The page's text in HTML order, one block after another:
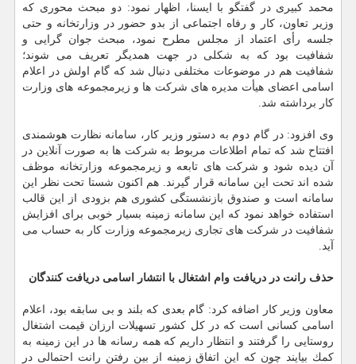
محمد كبیری در گفتگو با ایسنا، اظهار نمود: دو مبحث محوری كه
وزیر تعاون، كار و رفاه اجتماعی از بدو حضور در وزارتخانه و حتی
جلسه رأی اعتماد از مجلس مطرح نمود، مبحث جوان گرایی و
شفافیت بود كه به شكلی در جهت همدیگر تعریف می شوند؛
شفافیت هم در موضوعات مختلفی دنبال شد كه گام اولش در اعلام
اسامی اعضای هیأت مدیره های شركت ها و زیرمجموعه های وزارت
كار برداشته شد.
وی افزود: در گام دوم به دستور وزیر كار، سامانه نظارت هوشمندی
افتتاح شد كه تمام اطلاعات مربوط به شركت ها به صورت آنلاین در
آن دیده شود و شركت های تابعه و زیرمجموعه وزارتخانه موظف
شده اند تحت این سامانه قرار گیرند. هم اكنون شستا تحت نظر این
سامانه است و صندوق بازنشستگی كشوری هم بزودی از این قالب
استفاده خواهد نمود كه این سامانه زمینه بسیار خوبی برای افزایش
شفافیت در شركت های تجاری زیرمجموعه وزارت كار به حساب می
آید.
حذف رانت در دریافت وام اشتغال با انتشار اسامی دریافت كنندگان
معاون وزیر كار اضافه كرد: گام بعدی كه بلند و بی سابقه بود، اعلام
اسامی كسانی است كه در كل كشور تسهیلات ارزان قیمت اشتغال
روستایی را گرفتند و انتظار داریم كه همه رسانه ها در این زمینه به
كمك بیایند چون كه این اتفاق زمینه از بین رفتن رانت احتمالی در